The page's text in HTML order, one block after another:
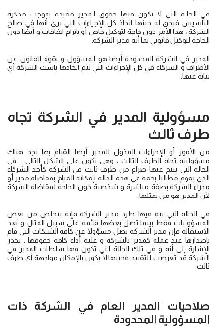
في الحالة التي لا تكون فيها حقوق المدير مقيدة بموجب مذكرة
التأسيس فيحق له حينها اتخاذ كل الإجراءات التي يرى أنها في صالح
الشركة ، هذا الأمر دون حاجة لتوكيل خاص أو بإبرام اتفاقات و أيضا دون
الحاجة لتوكيل قانوني بما أنه مدير الشركة.
المدير في الشركة المحدودة أيضا هو المسؤول و بقوة القانون عن
الأطراف و الشركاء في كل الإجراءات التي يتم اتخاذها باست الشركة أي
نيابة عنها.
مسؤولية المدير في الشركة تجاه
طرف ثالث
من الأمور أو الإجراءات المخول للمدير أيضا القيام بها نجد هناك
مسؤوليته تجاه الطرف الثالث ، وهي تكون على الشكل التالي .. في
الحالة التي ينتج عنها صراع من طرف ثالث في الشركة كأحد الشركاء
الذي يقوم مطالبا بحقه في هذه الحالة بإمكانه القيام بمقاضاة مدير أو
مدراء الشركة بصفة مباشرة و شخصية دون الحاجة لمقاضاة الشركة
لأن المدير هو من يمثلها.
في الحالة التي يتم فيها طرد مدير الشركة فإنه يتخلص من بعض
المسؤوليات فقط بينما تضل بعضها قائمة على سبيل المثال و بعد
الاستقالة فإن مدير الشركة يضل مسؤولا عن كافة الشيكات التي قام
بإصدارها عند عمله كمدير بالشركة و عليه أداء كافة حقوقها . تجدر
الإشارة إلى أنه و في تلك الحالة التي تكون فها سلطات المدير في
الشركة قد تعرضت للتقييد فحينها لا يكون بالإمكان مواجهة أي طرف
ثالث.
صلاحيات المدير العام في الشركة ذات
المسؤولية المحدودة